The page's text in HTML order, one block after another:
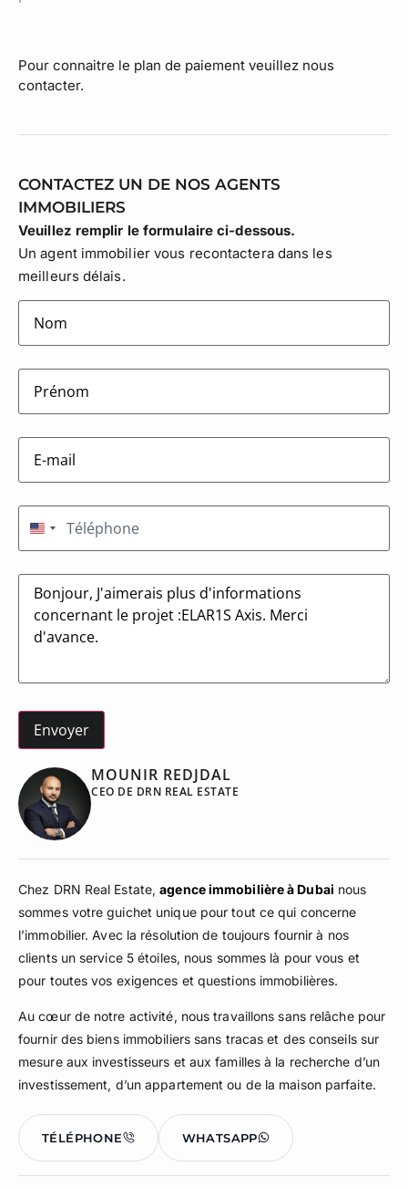
Pour connaitre le plan de paiement veuillez nous
contacter.
CONTACTEZ UN DE NOS AGENTS
IMMOBILIERS
MOUNIR REDJDAL
CEO DE DRN REAL ESTATE
Chez DRN Real Estate,agence immobilière à Dubai nous
sommes votre guichet unique pour tout ce qui concerne
l’immobilier. Avec la résolution de toujours fournir à nos
clients un service 5 étoiles, nous sommes là pour vous et
pour toutes vos exigences et questions immobilières.
Au cœur de notre activité, nous travaillons sans relâche pour
fournir des biens immobiliers sans tracas et des conseils sur
mesure aux investisseurs et aux familles à la recherche d’un
investissement, d’un appartement ou de la maison parfaite.
TÉLÉPHONE WHATSAPP
Veuillez remplir le formulaire ci-dessous.
Un agent immobilier vous recontactera dans les
meilleurs délais.
lastname(Nécessaire)
firstname(Nécessaire)
E-
mail(Nécessaire)
Téléphone(Nécessaire)
États-Unis +1
Message